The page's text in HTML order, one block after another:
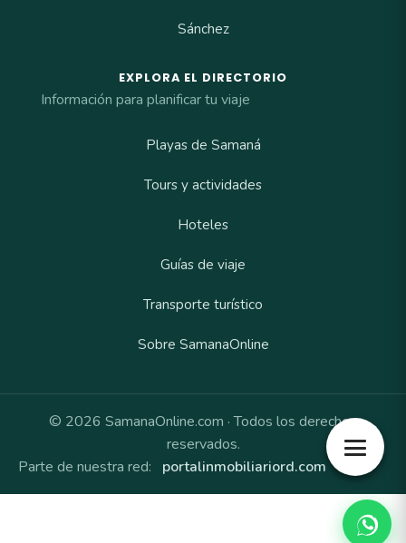
Sánchez
EXPLORA EL DIRECTORIO
Información para planificar tu viaje
Playas de Samaná
Tours y actividades
Hoteles
Guías de viaje
Transporte turístico
Sobre SamanaOnline
© 2026 SamanaOnline.com · Todos los derechos
reservados.
Parte de nuestra red:
portalinmobiliariord.com